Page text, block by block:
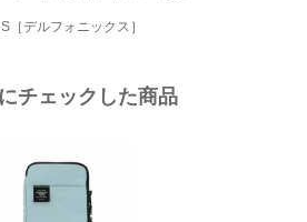
［デルフォニックス］
チェックした商品